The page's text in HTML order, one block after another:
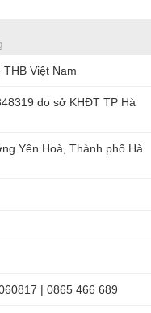
Việt Nam
do sở KHĐT TP Hà
Yên Hoà, Thành phố Hà
| 0865 466 689